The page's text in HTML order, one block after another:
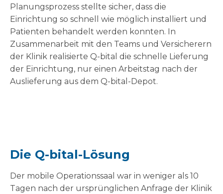
Planungsprozess stellte sicher, dass die
Einrichtung so schnell wie möglich installiert und
Patienten behandelt werden konnten. In
Zusammenarbeit mit den Teams und Versicherern
der Klinik realisierte Q-bital die schnelle Lieferung
der Einrichtung, nur einen Arbeitstag nach der
Auslieferung aus dem Q-bital-Depot.
Die Q-bital-Lösung
Der mobile Operationssaal war in weniger als 10
Tagen nach der ursprünglichen Anfrage der Klinik